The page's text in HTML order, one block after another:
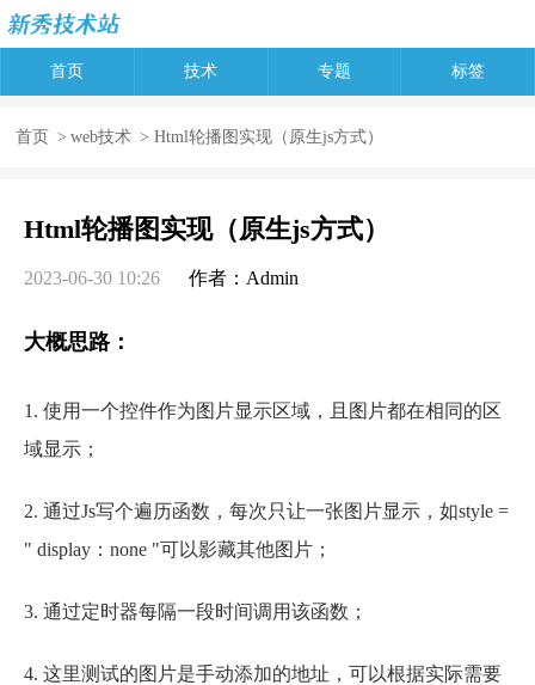
首页 技术 专题 标签
首页 > web技术 > Html轮播图实现（原生js方式）
Html轮播图实现（原生js方式）
2023-06-30 10:26 作者：Admin
大概思路：
1. 使用一个控件作为图片显示区域，且图片都在相同的区
域显示；
2. 通过Js写个遍历函数，每次只让一张图片显示，如style =
" display：none "可以影藏其他图片；
3. 通过定时器每隔一段时间调用该函数；
4. 这里测试的图片是手动添加的地址，可以根据实际需要